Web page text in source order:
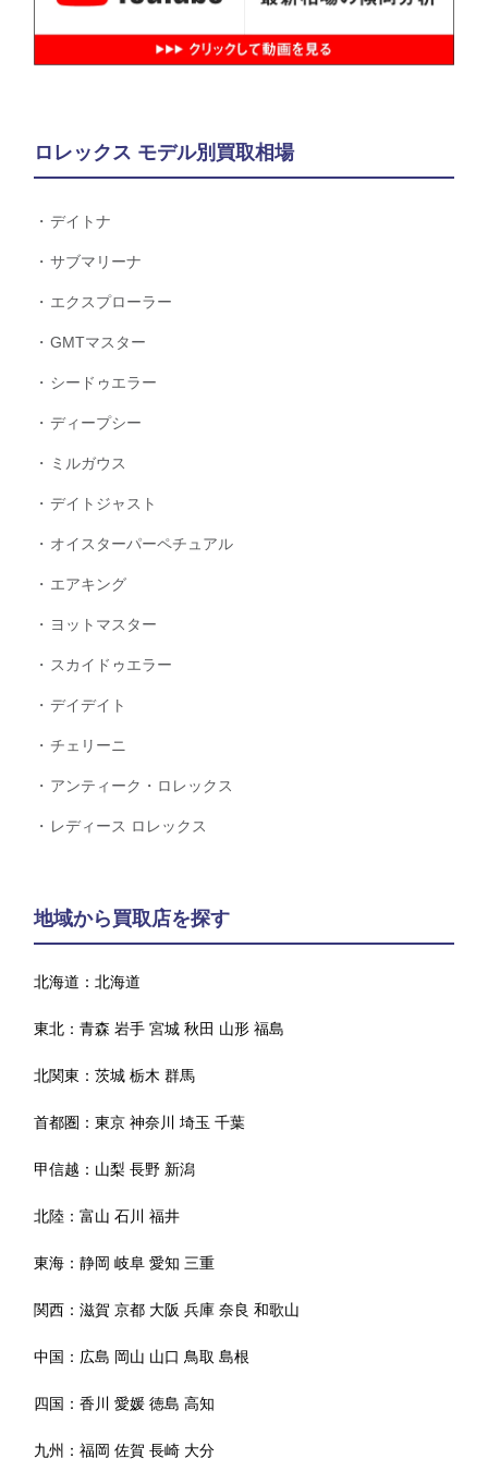
ロレックス モデル別買取相場
デイトナ
サブマリーナ
エクスプローラー
GMTマスター
シードゥエラー
ディープシー
ミルガウス
デイトジャスト
オイスターパーペチュアル
エアキング
ヨットマスター
スカイドゥエラー
デイデイト
チェリーニ
アンティーク・ロレックス
レディース ロレックス
地域から買取店を探す
北海道：北海道
東北：青森 岩手 宮城 秋田 山形 福島
北関東：茨城 栃木 群馬
首都圏：東京 神奈川 埼玉 千葉
甲信越： 山梨 長野 新潟
北陸：富山 石川 福井
東海：静岡 岐阜 愛知 三重
関西：滋賀 京都 大阪 兵庫 奈良 和歌山
中国： 広島 岡山 山口 鳥取 島根
四国：香川 愛媛 徳島 高知
九州：福岡 佐賀 長崎 大分